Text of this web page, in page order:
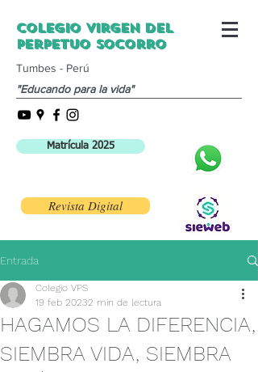
Colegio Virgen del
Perpetuo Socorro
Tumbes - Perú
"Educando para la vida"
Matrícula 2025
Revista Digital
Entrada
HAGAMOS LA DIFERENCIA,
SIEMBRA VIDA, SIEMBRA
Colegio VPS
19 feb 20232 min de lectura